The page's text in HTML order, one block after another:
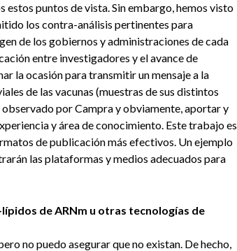
estos puntos de vista. Sin embargo, hemos visto
los contra-análisis pertinentes para
de los gobiernos y administraciones de cada
entre investigadores y el avance de
la ocasión para transmitir un mensaje a la
de las vacunas (muestras de sus distintos
por Campra y obviamente, aportar y
y área de conocimiento. Este trabajo es
de publicación más efectivos. Un ejemplo
las plataformas y medios adecuados para
de ARNm u otras tecnologías de
no puedo asegurar que no existan. De hecho,